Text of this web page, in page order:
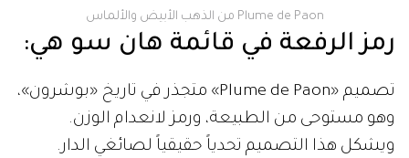
Plume de Paon من الذهب الأبيض والألماس
رمز الرفعة في قائمة هان سو هي:
تصميم «Plume de Paon» متجذر في تاريخ «بوشرون»،
وهو مستوحى من الطبيعة، ورمز لانعدام الوزن.
ويشكل هذا التصميم تحدياً حقيقياً لصائغي الدار.